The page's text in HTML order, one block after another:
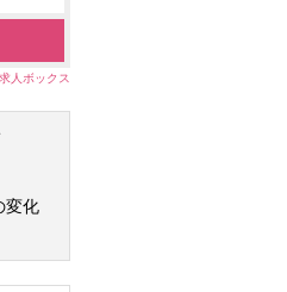
人ボックス
変化